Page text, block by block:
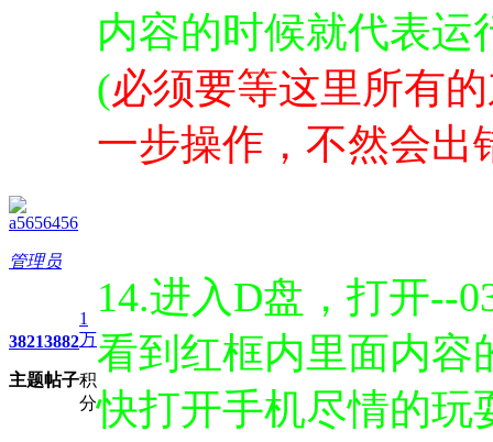
a5656456
管理员
3821
主题
3882
帖子
1
万
积
分
内容的时候就代表运
(必须要等这里所有
一步操作，不然会出
14.进入D盘，打开--
看到红框内里面内容
快打开手机尽情的玩